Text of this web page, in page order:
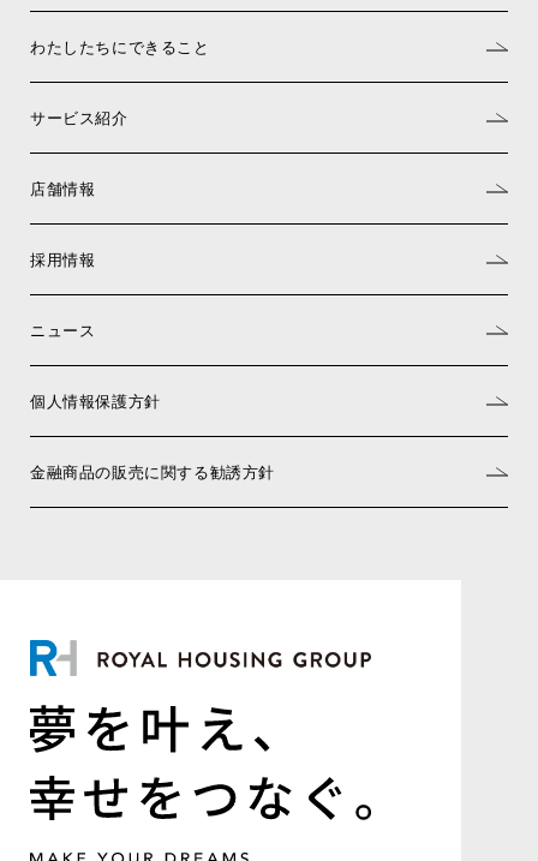
わたしたちにできること
サービス紹介
店舗情報
採用情報
ニュース
個人情報保護方針
金融商品の販売に関する勧誘方針